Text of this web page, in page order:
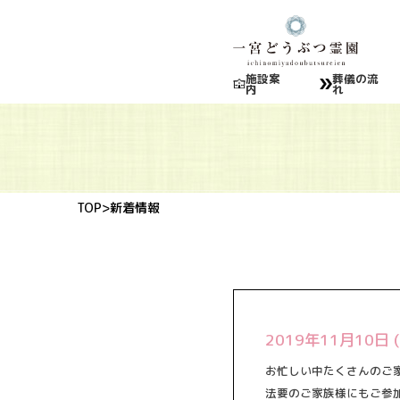
施設案
内
葬儀の流
れ
TOP>新着情報
2019年11月10日 (
お忙しい中たくさんのご
法要のご家族様にもご参